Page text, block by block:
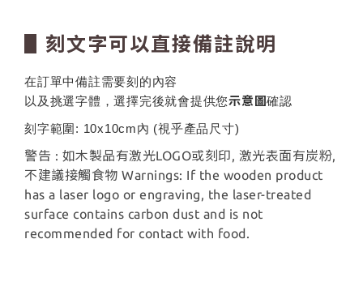
刻文字可以直接備註說明
在訂單中備註需要刻的內容
以及挑選字體，選擇完後就會提供您示意圖確認
刻字範圍: 10x10cm內 (視乎產品尺寸)
警告 : 如木製品有激光LOGO或刻印, 激光表面有炭粉,
不建議接觸食物 Warnings: If the wooden product
has a laser logo or engraving, the laser-treated
surface contains carbon dust and is not
recommended for contact with food.